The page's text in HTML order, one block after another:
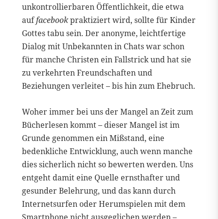
unkontrollierbaren Öffentlichkeit, die etwa
auffacebookpraktiziert wird, sollte für Kinder
Gottes tabu sein. Der anonyme, leichtfertige
Dialog mit Unbekannten in Chats war schon
für manche Christen ein Fallstrick und hat sie
zu verkehrten Freundschaften und
Beziehungen verleitet – bis hin zum Ehebruch.
Woher immer bei uns der Mangel an Zeit zum
Bücherlesen kommt – dieser Mangel ist im
Grunde genommen ein Mißstand, eine
bedenkliche Entwicklung, auch wenn manche
dies sicherlich nicht so bewerten werden. Uns
entgeht damit eine Quelle ernsthafter und
gesunder Belehrung, und das kann durch
Internetsurfen oder Herumspielen mit dem